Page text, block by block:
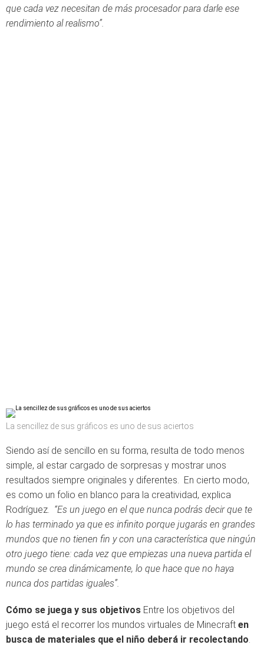
que cada vez necesitan de más procesador para darle ese
rendimiento al realismo”.
La sencillez de sus gráficos es uno de sus aciertos
Siendo así de sencillo en su forma, resulta de todo menos
simple, al estar cargado de sorpresas y mostrar unos
resultados siempre originales y diferentes. En cierto modo,
es como un folio en blanco para la creatividad, explica
Rodríguez. “Es un juego en el que nunca podrás decir que te
lo has terminado ya que es infinito porque jugarás en grandes
mundos que no tienen fin y con una característica que ningún
otro juego tiene: cada vez que empiezas una nueva partida el
mundo se crea dinámicamente, lo que hace que no haya
nunca dos partidas iguales”.
Cómo se juega y sus objetivos Entre los objetivos del
juego está el recorrer los mundos virtuales de Minecraft en
busca de materiales que el niño deberá ir recolectando.